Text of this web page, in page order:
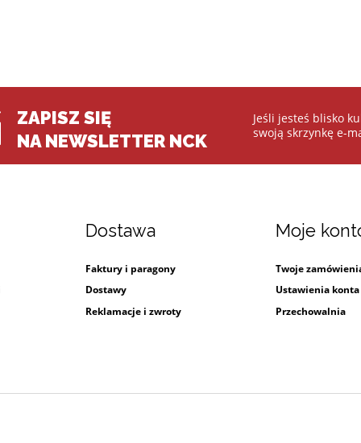
ZAPISZ SIĘ
NA NEWSLETTER NCK
Jeśli jesteś blisko
swoją skrzynkę e-
Dostawa
Faktury i paragony
Dostawy
Reklamacje i zwroty
Moje
Twoje
Ustawienia konta
Przechowalnia